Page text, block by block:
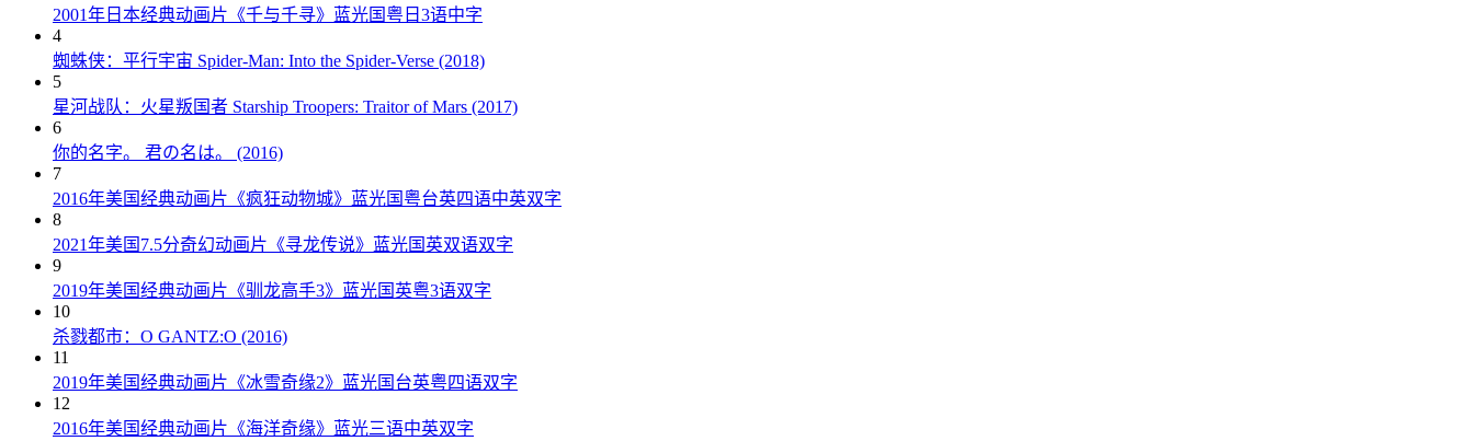
2001年日本经典动画片《千与千寻》蓝光国粤日3语中字
4
蜘蛛侠：平行宇宙 Spider-Man: Into the Spider-Verse (2018)
5
星河战队：火星叛国者 Starship Troopers: Traitor of Mars (2017)
6
你的名字。 君の名は。 (2016)
7
2016年美国经典动画片《疯狂动物城》蓝光国粤台英四语中英双字
8
2021年美国7.5分奇幻动画片《寻龙传说》蓝光国英双语双字
9
2019年美国经典动画片《驯龙高手3》蓝光国英粤3语双字
10
杀戮都市：O GANTZ:O (2016)
11
2019年美国经典动画片《冰雪奇缘2》蓝光国台英粤四语双字
12
2016年美国经典动画片《海洋奇缘》蓝光三语中英双字